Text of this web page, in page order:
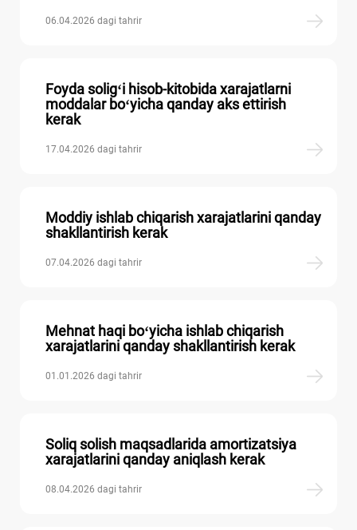
06.04.2026 dagi tahrir
Foyda soligʻi hisob-kitobida хarajatlarni
moddalar boʻyicha qanday aks ettirish
kerak
17.04.2026 dagi tahrir
Moddiy ishlab chiqarish хarajatlarini qanday
shakllantirish kerak
07.04.2026 dagi tahrir
Mehnat haqi boʻyicha ishlab chiqarish
хarajatlarini qanday shakllantirish kerak
01.01.2026 dagi tahrir
Soliq solish maqsadlarida amortizatsiya
хarajatlarini qanday aniqlash kerak
08.04.2026 dagi tahrir